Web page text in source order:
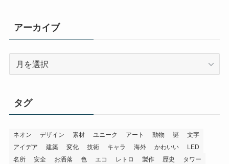
アーカイブ
ブ
タグ
ネオン デザイン 素材 ユニーク アート 動物 謎
文字
アイデア
建築 変化 技術 キャラ 海外 かわいい
LED
名所
安全 お洒落 色 エコ レトロ 製作 歴史
タワー